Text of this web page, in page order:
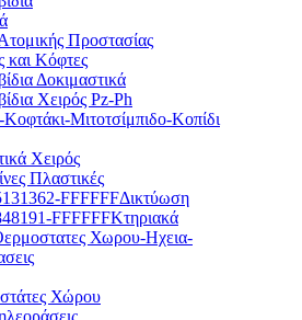
Προστασίας
και Κόφτες
Δοκιμαστικά
Χειρός Pz-Ph
Μιτοτσίμπιδο-Κοπίδι
Χειρός
Πλαστικές
Δικτύωση
Κτηριακά
Χωρου-Ηχεια-
Χώρου